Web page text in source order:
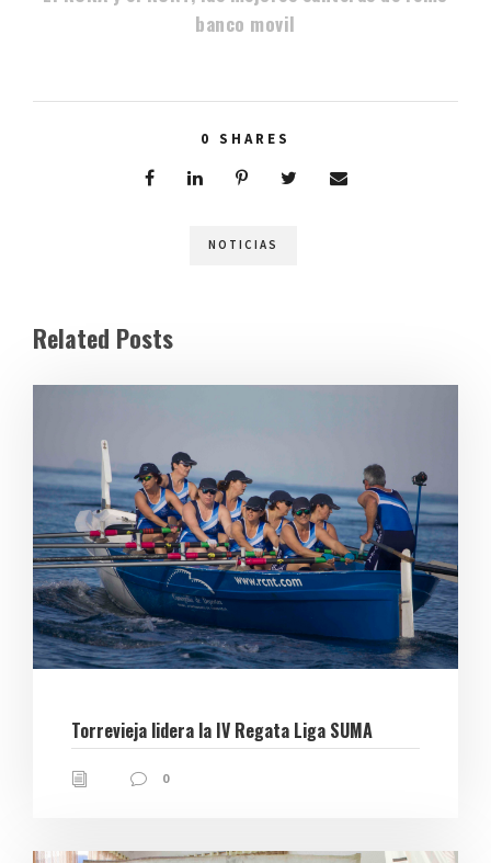
banco movil
0 SHARES
NOTICIAS
Related Posts
Torrevieja lidera la IV Regata Liga SUMA
0